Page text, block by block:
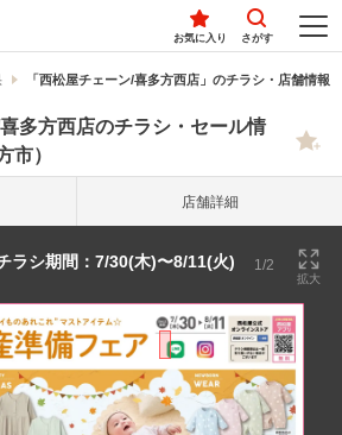
お気に入り さがす
「西松屋チェーン/喜多方西店」のチラシ・店舗情報
多方西店のチラシ・セール情
市）
店舗詳細
ラシ期間：7/30(木)〜8/11(火) 1/2
拡大